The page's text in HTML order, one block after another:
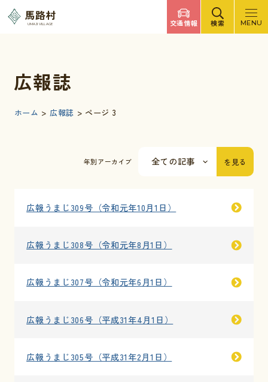
馬路村
UMAJI VILLAGE 交通情報 検索 MENU
広報誌
ホーム > 広報誌 > ページ 3
年別アーカイブ を見る
広報うまじ309号（令和元年10月1日）
広報うまじ308号（令和元年8月1日）
広報うまじ307号（令和元年6月1日）
広報うまじ306号（平成31年4月1日）
広報うまじ305号（平成31年2月1日）
交通情報